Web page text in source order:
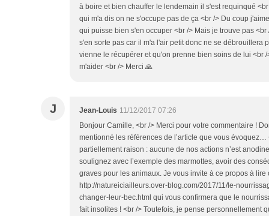
à boire et bien chauffer le lendemain il s'est requinqué
qui m'a dis on ne s'occupe pas de ça <br /> Du coup
qui puisse bien s'en occuper <br /> Mais je trouve pas
s'en sorte pas car il m'a l'air petit donc ne se débrouillera
vienne le récupérer et qu'on prenne bien soins de lui <br
m'aider <br /> Merci 🙏
J Jean-Louis 11/12/2017 07:26
Bonjour Camille, <br /> Merci pour votre commentaire !
mentionné les références de l’article que vous évoquez…
partiellement raison : aucune de nos actions n’est
soulignez avec l’exemple des marmottes, avoir des
graves pour les animaux. Je vous invite à ce propos à lire
http://natureiciailleurs.over-blog.com/2017/11/le-
changer-leur-bec.html qui vous confirmera que le
fait insolites ! <br /> Toutefois, je pense personnellement